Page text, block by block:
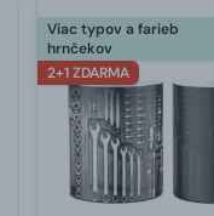
Viac typov a farieb
hrnčekov
2+1 ZDARMA